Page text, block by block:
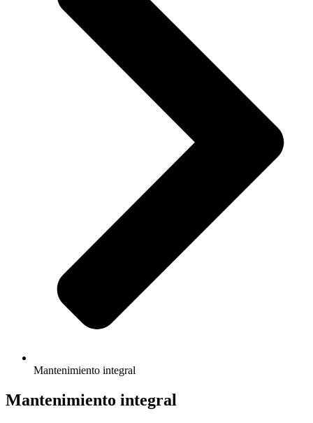
Mantenimiento integral
Mantenimiento integral